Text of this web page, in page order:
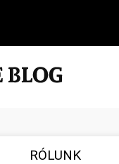
RÓLUNK